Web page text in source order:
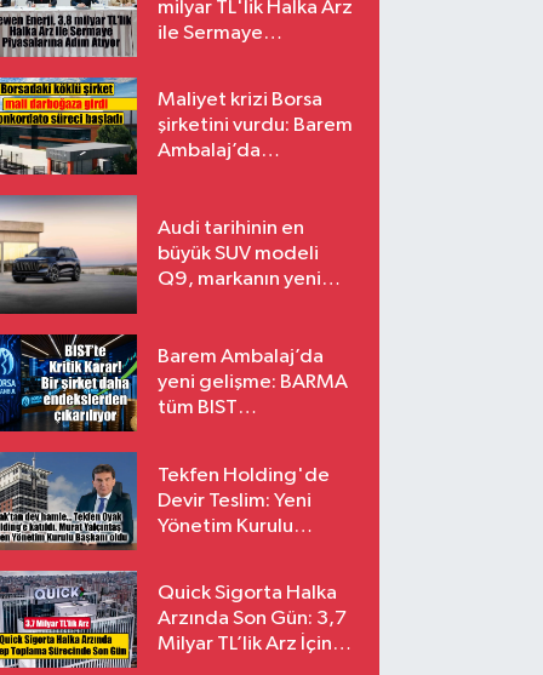
milyar TL'lik Halka Arz
ile Sermaye
Maliyet krizi Borsa
şirketini vurdu: Barem
Ambalaj’da
Audi tarihinin en
büyük SUV modeli
Q9, markanın yeni
Barem Ambalaj’da
yeni gelişme: BARMA
tüm BIST
Tekfen Holding'de
Devir Teslim: Yeni
Yönetim Kurulu
Quick Sigorta Halka
Arzında Son Gün: 3,7
Milyar TL’lik Arz İçin